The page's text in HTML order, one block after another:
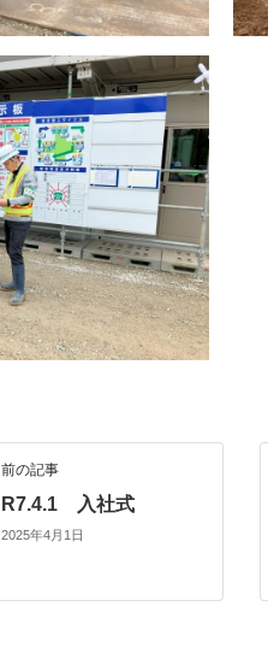
前の記事
R7.4.1 入社式
2025年4月1日